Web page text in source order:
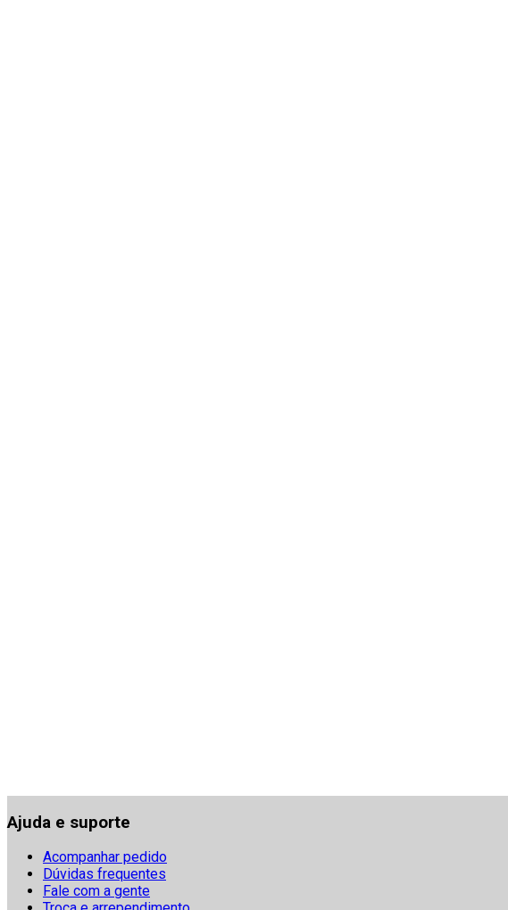
Ajuda e suporte
Acompanhar pedido
Dúvidas frequentes
Fale com a gente